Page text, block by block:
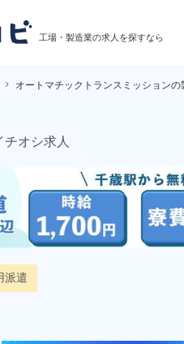
工場・製造業の求人を探すなら
オートマチックトランスミッションの
チックトラ
チオシ求人
派遣